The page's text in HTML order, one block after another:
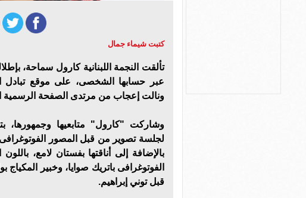
كتبت شيماء جمال
تألقت النجمة اللبنانية كارول سماحة،
عبر حسابها الشخصى، على موقع تبادل
ونالت إعجاب من مرتدى الصفحة الرسمية التى وصلت
وشاركت "كارول" متابعيها وجمهورها،
لجلسة تصوير من قبل المصور الفوتوغرافى
الفوتوغرافى باتريك صوايا، وخبير
قبل توني إبراهيم.